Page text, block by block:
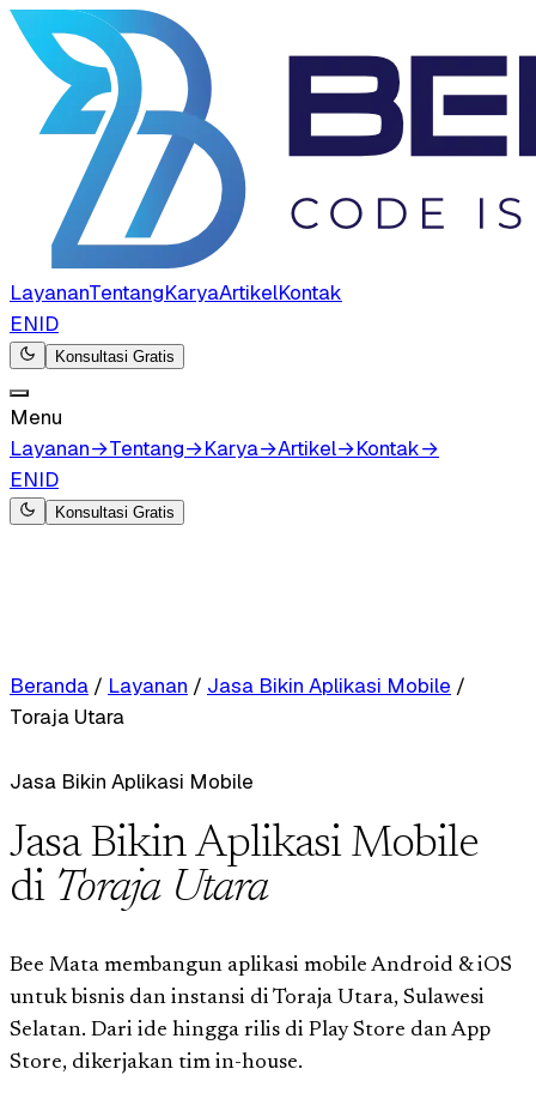
LayananTentangKaryaArtikelKontak
ENID
Konsultasi Gratis
Menu
Layanan→Tentang→Karya→Artikel→Kontak→
ENID
Konsultasi Gratis
Beranda / Layanan / Jasa Bikin Aplikasi Mobile /
Toraja Utara
Jasa Bikin Aplikasi Mobile
Jasa Bikin Aplikasi Mobile
di Toraja Utara
Bee Mata membangun aplikasi mobile Android & iOS
untuk bisnis dan instansi di Toraja Utara, Sulawesi
Selatan. Dari ide hingga rilis di Play Store dan App
Store, dikerjakan tim in-house.